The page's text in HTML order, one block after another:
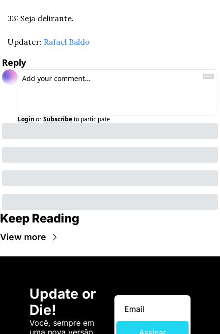
33: Seja delirante.
Updater: Rafael Baldo
Reply
Login orSubscribeto participate
Keep Reading
View more
Update or
Die!
Você, sempre em
uma nova versão.